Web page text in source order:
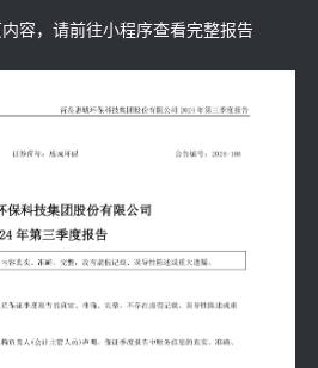
容，请前往小程序查看完整报告